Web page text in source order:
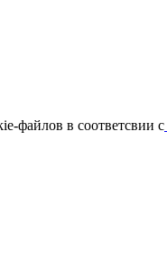
файлов в соответсвии с